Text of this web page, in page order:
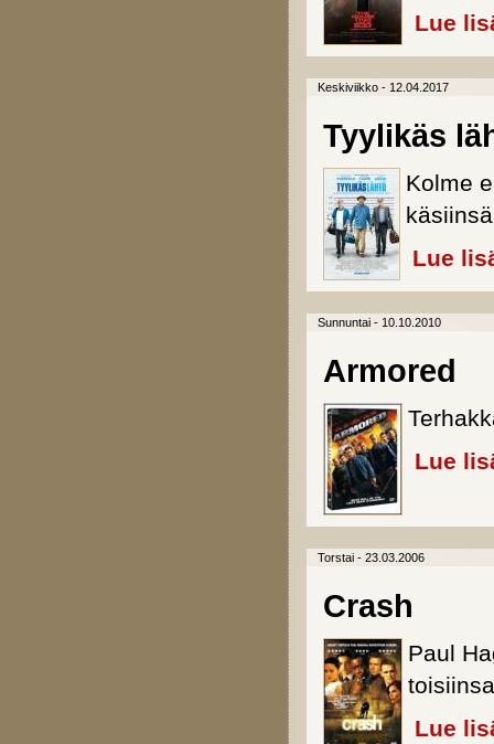
Lue
Keskiviikko - 12.04.2017
Tyylikäs
Kolme
Lue
Sunnuntai - 10.10.2010
Armored
Lue
Torstai - 23.03.2006
Crash
Paul
Lue